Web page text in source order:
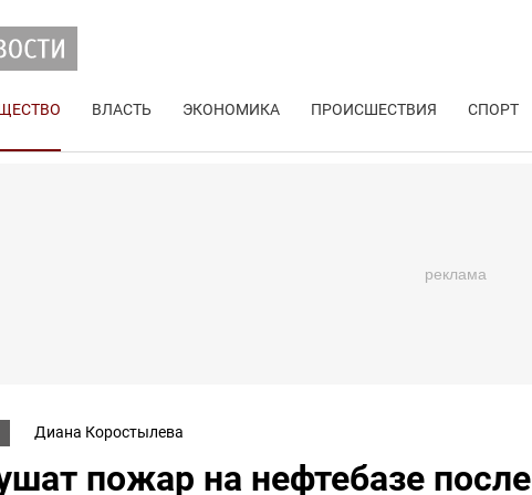
ВЛАСТЬ ЭКОНОМИКА ПРОИСШЕСТВИЯ СПОРТ
Диана Коростылева
пожар на нефтебазе после